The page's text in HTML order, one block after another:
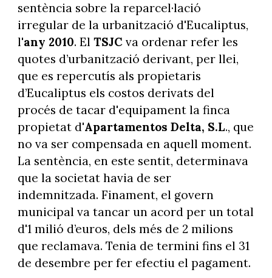
sentència sobre la reparcel·lació
irregular de la urbanització d'Eucaliptus,
l'any 2010. El TSJC va ordenar refer les
quotes d’urbanització derivant, per llei,
que es repercutís als propietaris
d’Eucaliptus els costos derivats del
procés de tacar d'equipament la finca
propietat d'Apartamentos Delta, S.L., que
no va ser compensada en aquell moment.
La sentència, en este sentit, determinava
que la societat havia de ser
indemnitzada. Finament, el govern
municipal va tancar un acord per un total
d'1 milió d’euros, dels més de 2 milions
que reclamava. Tenia de termini fins el 31
de desembre per fer efectiu el pagament.